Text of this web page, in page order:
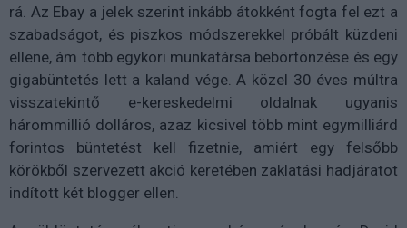
rá. Az Ebay a jelek szerint inkább átokként fogta fel ezt a
szabadságot, és piszkos módszerekkel próbált küzdeni
ellene, ám több egykori munkatársa bebörtönzése és egy
gigabüntetés lett a kaland vége. A közel 30 éves múltra
visszatekintő e-kereskedelmi oldalnak ugyanis
hárommillió dolláros, azaz kicsivel több mint egymilliárd
forintos büntetést kell fizetnie, amiért egy felsőbb
körökből szervezett akció keretében zaklatási hadjáratot
indított két blogger ellen.